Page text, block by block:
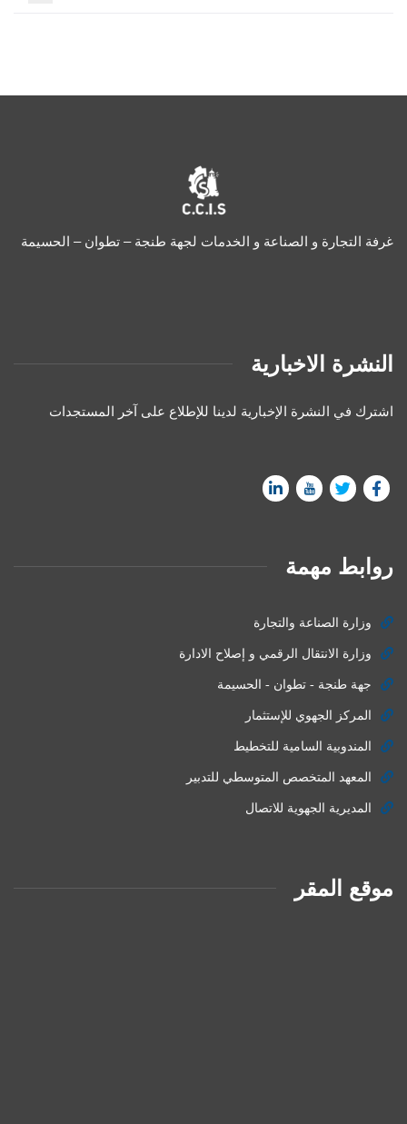
غرفة التجارة و الصناعة و الخدمات لجهة طنجة – تطوان – الحسيمة
النشرة الاخبارية
اشترك في النشرة الإخبارية لدينا للإطلاع على آخر المستجدات
روابط مهمة
وزارة الصناعة والتجارة
وزارة الانتقال الرقمي و إصلاح الادارة
جهة طنجة - تطوان - الحسيمة
المركز الجهوي للإستثمار
المندوبية السامية للتخطيط
المعهد المتخصص المتوسطي للتدبير
المديرية الجهوية للاتصال
موقع المقر